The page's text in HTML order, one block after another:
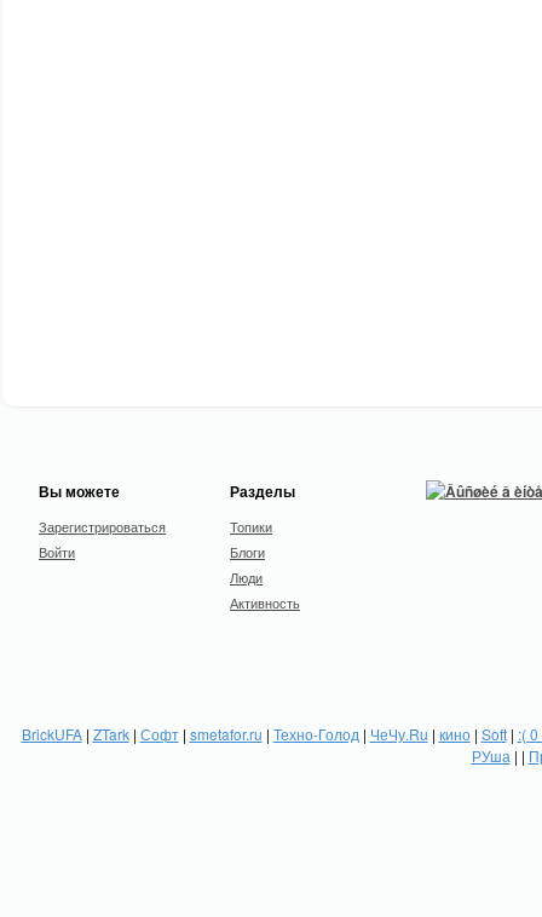
Вы можете
Зарегистрироваться
Войти
Разделы
Топики
Блоги
Люди
Активность
BrickUFA| ZTark| Софт| smetafor.ru | Техно-Голод | ЧеЧу.Ru | кино| Soft| :(
РУша | |